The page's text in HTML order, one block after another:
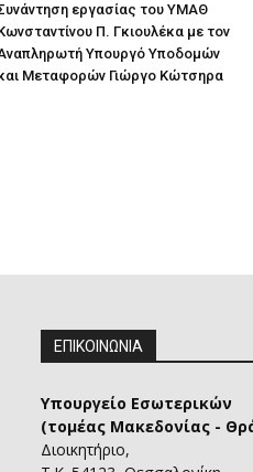
εργασίας του ΥΜΑΘ
Π. Γκιουλέκα με τον
Υπουργό Υποδομών
Μεταφορών Γιώργο Κώτσηρα
ΕΠΙΚΟΙΝΩΝΙΑ
Υπουργείο Εσωτερικών
(τομέας Μακεδονίας -
Διοικητήριο,